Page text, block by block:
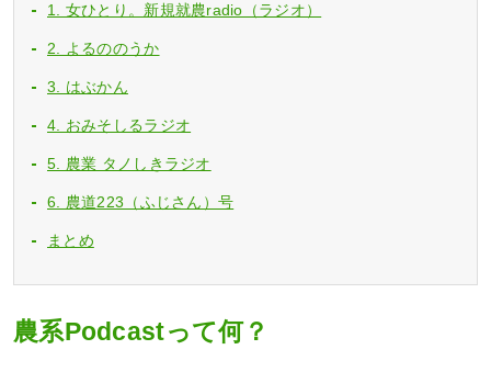
1. 女ひとり。新規就農radio（ラジオ）
2. よるののうか
3. はぶかん
4. おみそしるラジオ
5. 農業 タノしきラジオ
6. 農道223（ふじさん）号
まとめ
農系Podcastって何？